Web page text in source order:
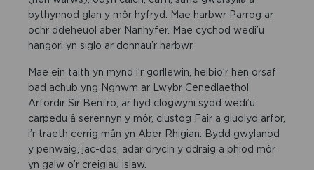
bythynnod glan y môr hyfryd. Mae harbwr Parrog ar
ochr ddeheuol aber Nanhyfer. Mae cychod wedi’u
hangori yn siglo ar donnau’r harbwr.
Mae ein taith yn mynd i’r gorllewin, heibio’r hen orsaf
bad achub yng Nghwm ar Lwybr Cenedlaethol
Arfordir Sir Benfro, ar hyd clogwyni sydd wedi’u
carpedu â serennyn y môr, clustog Fair a gludlyd arfor,
i’r traeth cerrig mân yn Aber Rhigian. Bydd gwylanod
y penwaig, jac-dos, adar drycin y ddraig a phiod môr
yn galw o’r creigiau islaw.